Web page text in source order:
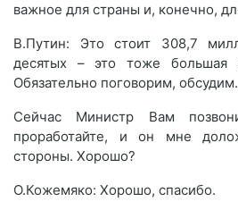
важное для страны и, конечно,
В.Путин: Это стоит 308,7
десятых – это тоже большая
Обязательно поговорим, обсудим.
Сейчас Министр Вам
проработайте, и он мне
стороны. Хорошо?
О.Кожемяко: Хорошо, спасибо.